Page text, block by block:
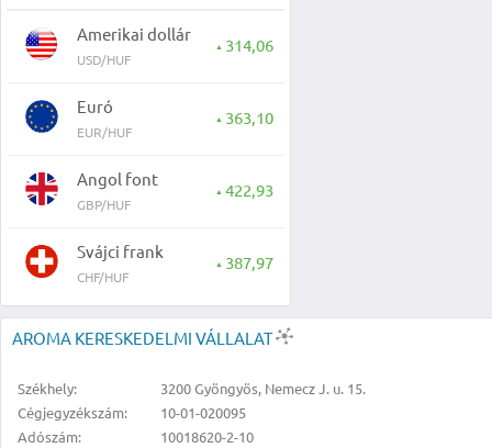
Amerikai dollár
USD/HUF
▲ 314,06
Euró
EUR/HUF
▲ 363,10
Angol font
GBP/HUF
▲ 422,93
Svájci frank
CHF/HUF
▲ 387,97
AROMA KERESKEDELMI VÁLLALAT
Székhely:
3200 Gyöngyös, Nemecz J. u. 15.
Cégjegyzékszám:
10-01-020095
Adószám:
10018620-2-10